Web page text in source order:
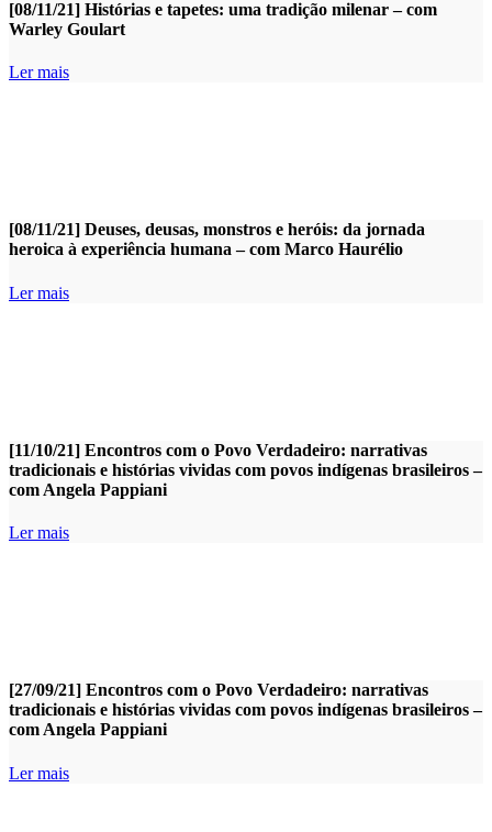
[08/11/21] Histórias e tapetes: uma tradição milenar – com
Warley Goulart
Ler mais
[08/11/21] Deuses, deusas, monstros e heróis: da jornada
heroica à experiência humana – com Marco Haurélio
Ler mais
[11/10/21] Encontros com o Povo Verdadeiro: narrativas
tradicionais e histórias vividas com povos indígenas brasileiros –
com Angela Pappiani
Ler mais
[27/09/21] Encontros com o Povo Verdadeiro: narrativas
tradicionais e histórias vividas com povos indígenas brasileiros –
com Angela Pappiani
Ler mais